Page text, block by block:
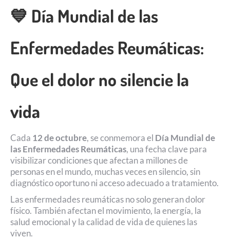
💙 Día Mundial de las
Enfermedades Reumáticas:
Que el dolor no silencie la
vida
Cada 12 de octubre, se conmemora el Día Mundial de
las Enfermedades Reumáticas, una fecha clave para
visibilizar condiciones que afectan a millones de
personas en el mundo, muchas veces en silencio, sin
diagnóstico oportuno ni acceso adecuado a tratamiento.
Las enfermedades reumáticas no solo generan dolor
físico. También afectan el movimiento, la energía, la
salud emocional y la calidad de vida de quienes las
viven.